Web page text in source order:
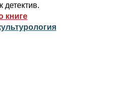
детектив.
книге